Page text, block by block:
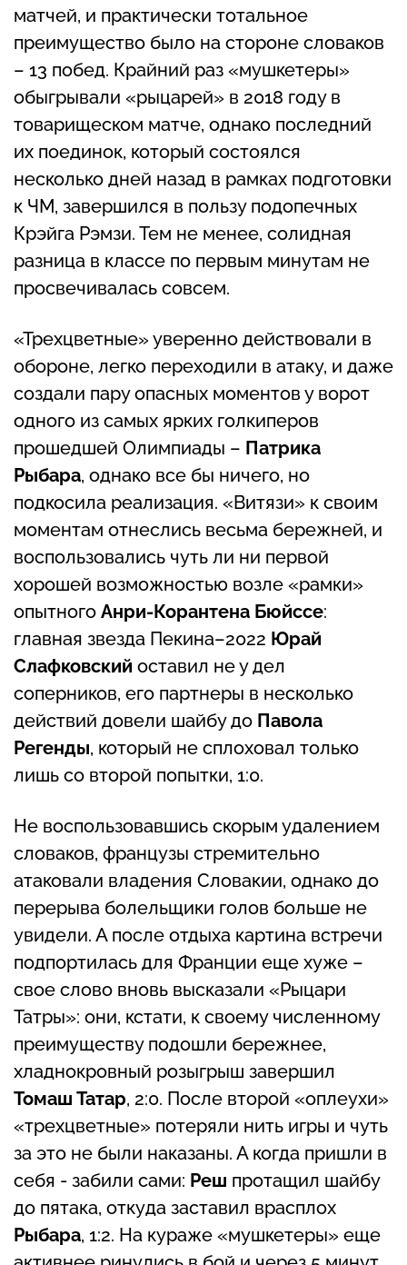
матчей, и практически тотальное
преимущество было на стороне словаков
– 13 побед. Крайний раз «мушкетеры»
обыгрывали «рыцарей» в 2018 году в
товарищеском матче, однако последний
их поединок, который состоялся
несколько дней назад в рамках подготовки
к ЧМ, завершился в пользу подопечных
Крэйга Рэмзи. Тем не менее, солидная
разница в классе по первым минутам не
просвечивалась совсем.
«Трехцветные» уверенно действовали в
обороне, легко переходили в атаку, и даже
создали пару опасных моментов у ворот
одного из самых ярких голкиперов
прошедшей Олимпиады – Патрика
Рыбара, однако все бы ничего, но
подкосила реализация. «Витязи» к своим
моментам отнеслись весьма бережней, и
воспользовались чуть ли ни первой
хорошей возможностью возле «рамки»
опытного Анри-Корантена Бюйссе:
главная звезда Пекина–2022 Юрай
Слафковский оставил не у дел
соперников, его партнеры в несколько
действий довели шайбу до Павола
Регенды, который не сплоховал только
лишь со второй попытки, 1:0.
Не воспользовавшись скорым удалением
словаков, французы стремительно
атаковали владения Словакии, однако до
перерыва болельщики голов больше не
увидели. А после отдыха картина встречи
подпортилась для Франции еще хуже –
свое слово вновь высказали «Рыцари
Татры»: они, кстати, к своему численному
преимуществу подошли бережнее,
хладнокровный розыгрыш завершил
Томаш Татар, 2:0. После второй «оплеухи»
«трехцветные» потеряли нить игры и чуть
за это не были наказаны. А когда пришли в
себя - забили сами: Реш протащил шайбу
до пятака, откуда заставил врасплох
Рыбара, 1:2. На кураже «мушкетеры» еще